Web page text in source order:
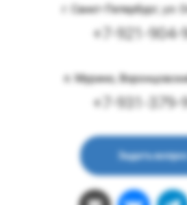
Задать вопрос
г. Санкт-Петербург, ул.
п. Мурино,
+7-931-379-
+7-921-904-